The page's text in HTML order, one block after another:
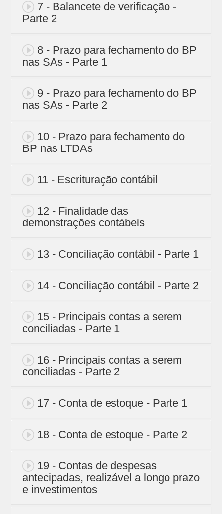
7 - Balancete de verificação -
Parte 2
8 - Prazo para fechamento do BP
nas SAs - Parte 1
9 - Prazo para fechamento do BP
nas SAs - Parte 2
10 - Prazo para fechamento do
BP nas LTDAs
11 - Escrituração contábil
12 - Finalidade das
demonstrações contábeis
13 - Conciliação contábil - Parte 1
14 - Conciliação contábil - Parte 2
15 - Principais contas a serem
conciliadas - Parte 1
16 - Principais contas a serem
conciliadas - Parte 2
17 - Conta de estoque - Parte 1
18 - Conta de estoque - Parte 2
19 - Contas de despesas
antecipadas, realizável a longo prazo
e investimentos